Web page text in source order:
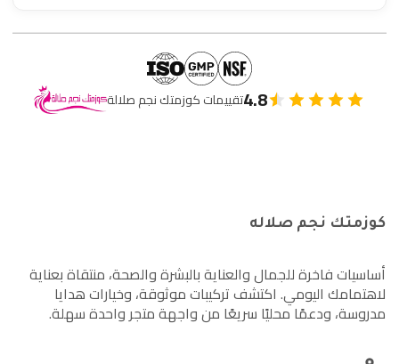
4.8تقييمات كوزمتك نجم صلالة
كوزمتك نجم صلاله
أساسيات فاخرة للجمال والعناية بالبشرة والصحة، منتقاة بعناية
لاهتمامك اليومي. اكتشف تركيبات موثوقة، وخيارات هدايا
مدروسة، ودعمًا محليًا سريعًا من واجهة متجر واحدة سهلة.